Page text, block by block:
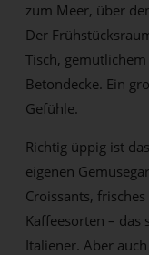
zum Meer, über
Der
Tisch,
Betondecke. Ein
Gefühle.
Richtig üppig ist
eigenen
Croissants,
Kaffeesorten –
Italiener. Aber